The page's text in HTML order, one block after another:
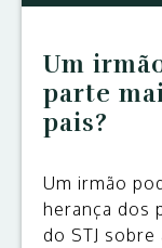
Um
parte
pais?
Um irmão
herança dos
do STJ